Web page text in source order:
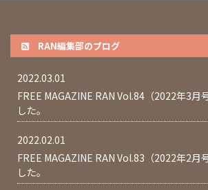
RAN編集部のブログ
2022.03.01
FREE MAGAZINE RAN Vol.84（2022年3月
した。
2022.02.01
FREE MAGAZINE RAN Vol.83（2022年2月
した。